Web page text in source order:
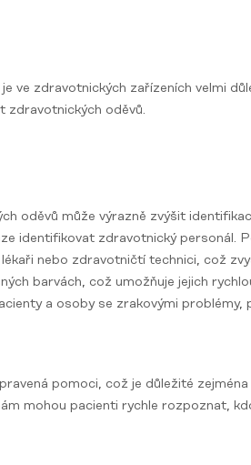
ve zdravotnických zařízeních velmi
zdravotnických oděvů.
oděvů může výrazně zvýšit
identifikovat zdravotnický personál.
nebo zdravotničtí technici, což
barvách, což umožňuje jejich
a osoby se zrakovými
pomoci, což je důležité
mohou pacienti rychle rozpoznat,